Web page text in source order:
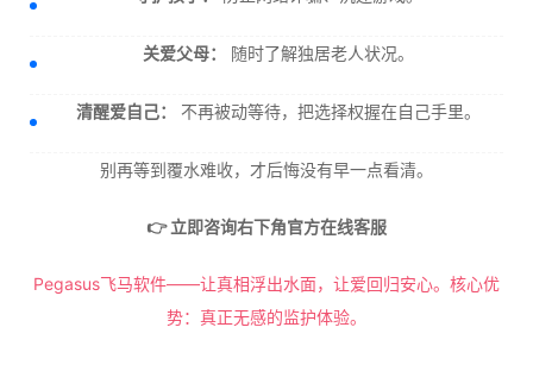
关爱父母： 随时了解独居老人状况。
清醒爱自己： 不再被动等待，把选择权握在自己手里。
别再等到覆水难收，才后悔没有早一点看清。
👉 立即咨询右下角官方在线客服
Pegasus飞马软件——让真相浮出水面，让爱回归安心。核心优
势：真正无感的监护体验。